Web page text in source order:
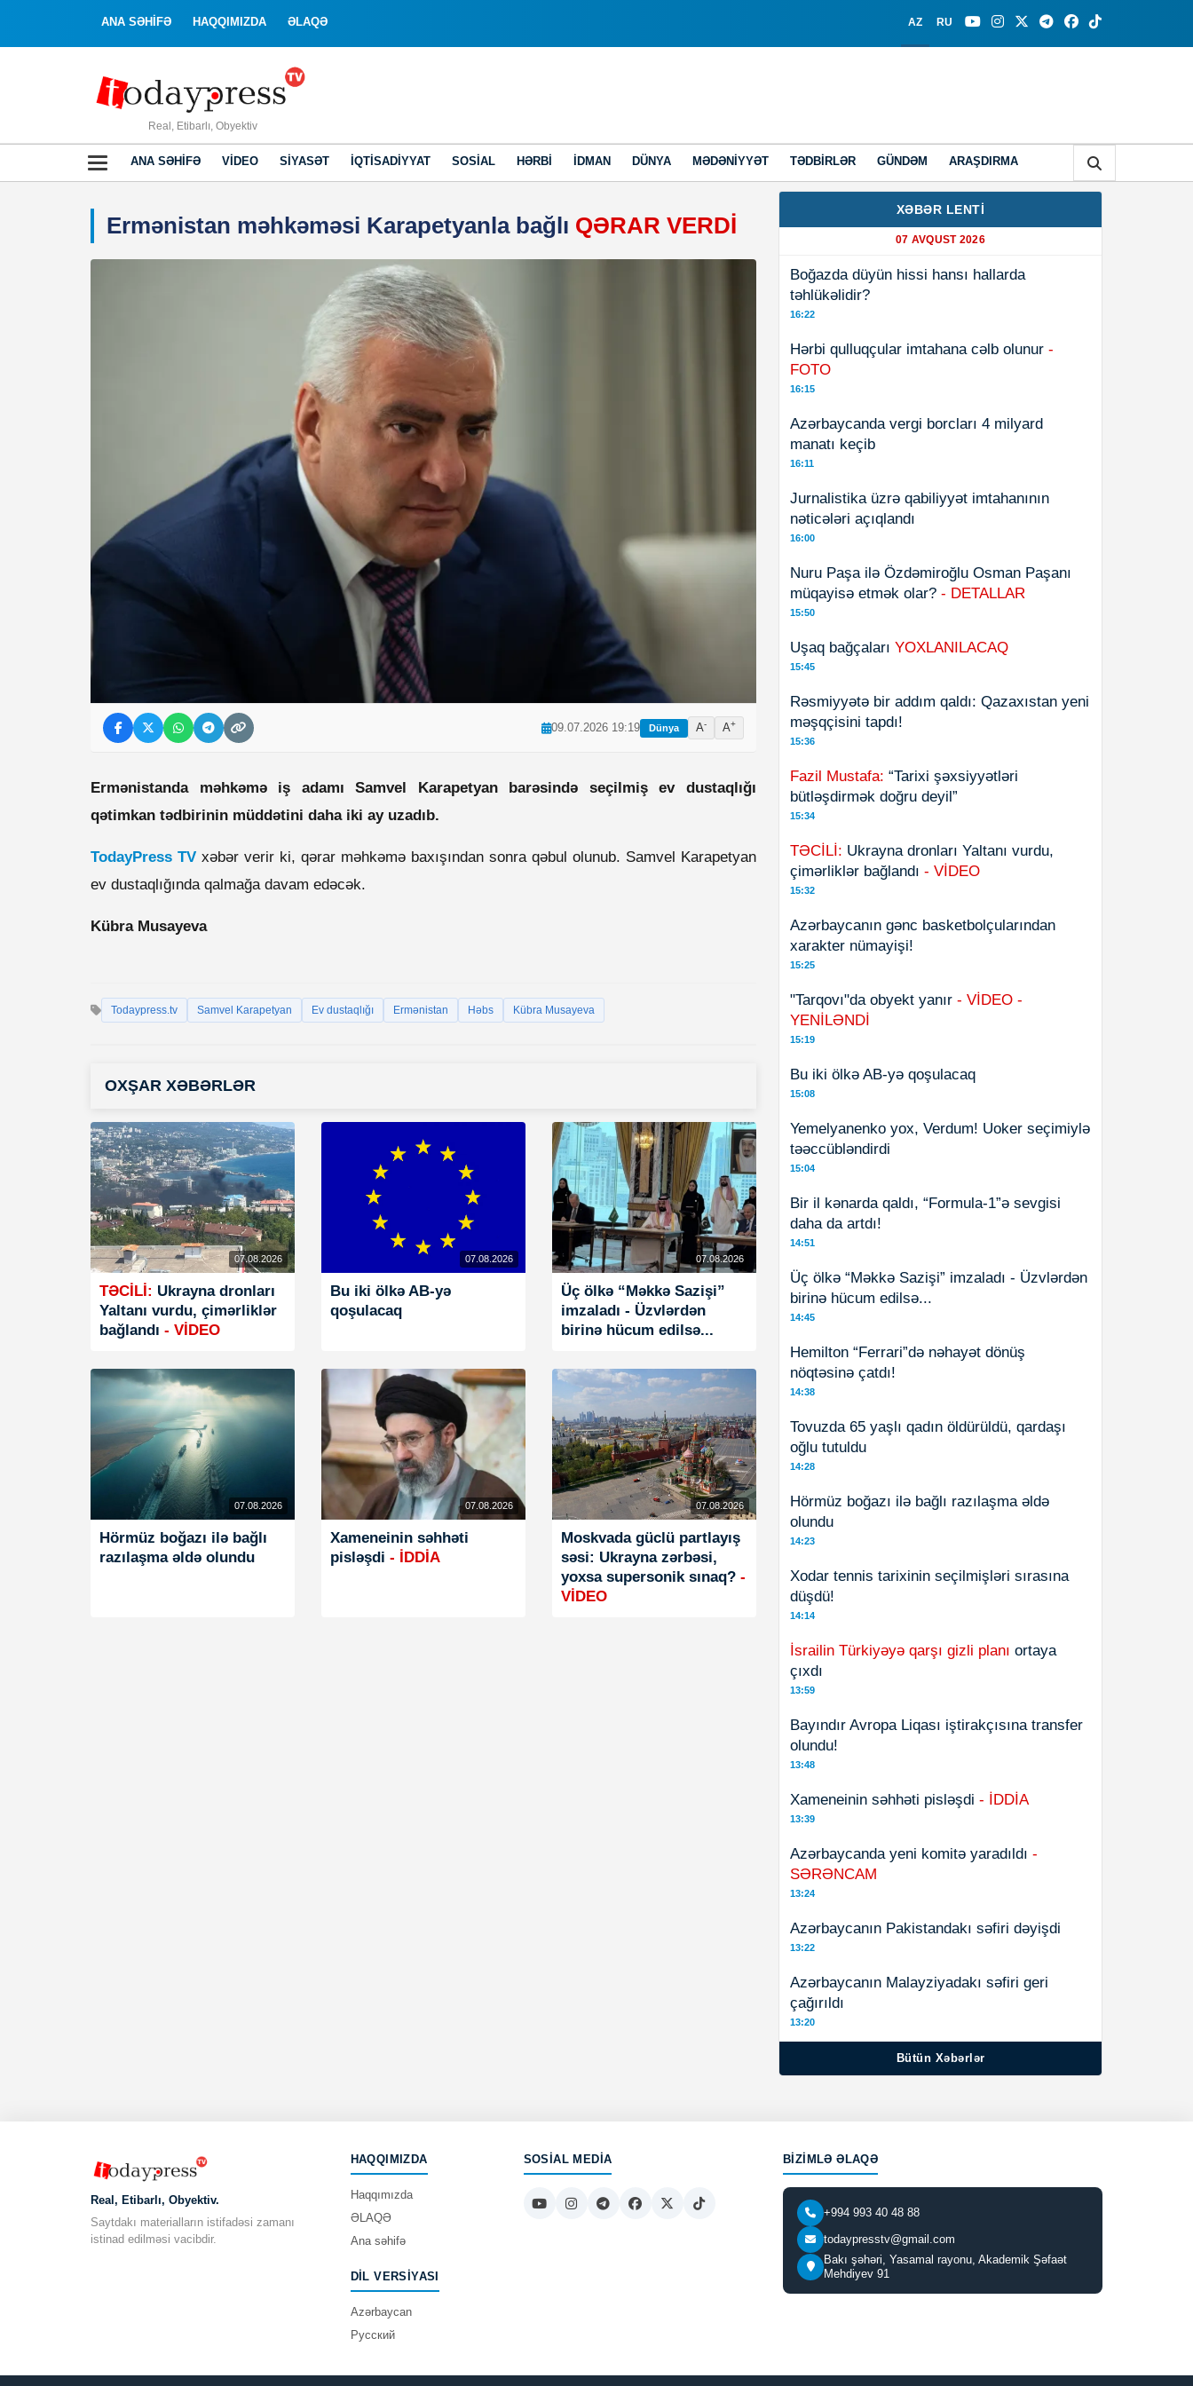
ANA SƏHİFƏ HAQQIMIZDA ƏLAQƏ AZ RU
Real, Etibarlı, Obyektiv
ANA SƏHIFƏ VIDEO SIYASƏT İQTISADIYYAT SOSIAL HƏRBI İDMAN DÜNYA MƏDƏNIYYƏT TƏDBIRLƏR GÜNDƏM ARAŞDIRMA
Ermənistan məhkəməsi Karapetyanla bağlı QƏRAR VERDİ
09.07.2026 19:19 Dünya A- A+
Ermənistanda məhkəmə iş adamı Samvel Karapetyan barəsində seçilmiş ev dustaqlığı
qətimkan tədbirinin müddətini daha iki ay uzadıb.
TodayPress TV xəbər verir ki, qərar məhkəmə baxışından sonra qəbul olunub. Samvel Karapetyan
ev dustaqlığında qalmağa davam edəcək.
Kübra Musayeva
Todaypress.tv Samvel Karapetyan Ev dustaqlığı Ermənistan Həbs Kübra Musayeva
OXŞAR XƏBƏRLƏR
07.08.2026
TƏCİLİ: Ukrayna dronları
Yaltanı vurdu, çimərliklər
bağlandı - VİDEO
07.08.2026
Bu iki ölkə AB-yə
qoşulacaq
07.08.2026
Üç ölkə “Məkkə Sazişi”
imzaladı - Üzvlərdən
birinə hücum edilsə...
07.08.2026
Hörmüz boğazı ilə bağlı
razılaşma əldə olundu
07.08.2026
Xameneinin səhhəti
pisləşdi - İDDİA
07.08.2026
Moskvada güclü partlayış
səsi: Ukrayna zərbəsi,
yoxsa supersonik sınaq? -
VİDEO
XƏBƏR LENTİ
07 AVQUST 2026
Boğazda düyün hissi hansı hallarda
təhlükəlidir?
16:22
Hərbi qulluqçular imtahana cəlb olunur -
FOTO
16:15
Azərbaycanda vergi borcları 4 milyard
manatı keçib
16:11
Jurnalistika üzrə qabiliyyət imtahanının
nəticələri açıqlandı
16:00
Nuru Paşa ilə Özdəmiroğlu Osman Paşanı
müqayisə etmək olar? - DETALLAR
15:50
Uşaq bağçaları YOXLANILACAQ
15:45
Rəsmiyyətə bir addım qaldı: Qazaxıstan yeni
məşqçisini tapdı!
15:36
Fazil Mustafa: “Tarixi şəxsiyyətləri
bütləşdirmək doğru deyil”
15:34
TƏCİLİ: Ukrayna dronları Yaltanı vurdu,
çimərliklər bağlandı - VİDEO
15:32
Azərbaycanın gənc basketbolçularından
xarakter nümayişi!
15:25
"Tarqovı"da obyekt yanır - VİDEO -
YENİLƏNDİ
15:19
Bu iki ölkə AB-yə qoşulacaq
15:08
Yemelyanenko yox, Verdum! Uoker seçimiylə
təəccübləndirdi
15:04
Bir il kənarda qaldı, “Formula-1”ə sevgisi
daha da artdı!
14:51
Üç ölkə “Məkkə Sazişi” imzaladı - Üzvlərdən
birinə hücum edilsə...
14:45
Hemilton “Ferrari”də nəhayət dönüş
nöqtəsinə çatdı!
14:38
Tovuzda 65 yaşlı qadın öldürüldü, qardaşı
oğlu tutuldu
14:28
Hörmüz boğazı ilə bağlı razılaşma əldə
olundu
14:23
Xodar tennis tarixinin seçilmişləri sırasına
düşdü!
14:14
İsrailin Türkiyəyə qarşı gizli planı ortaya
çıxdı
13:59
Bayındır Avropa Liqası iştirakçısına transfer
olundu!
13:48
Xameneinin səhhəti pisləşdi - İDDİA
13:39
Azərbaycanda yeni komitə yaradıldı -
SƏRƏNCAM
13:24
Azərbaycanın Pakistandakı səfiri dəyişdi
13:22
Azərbaycanın Malayziyadakı səfiri geri
çağırıldı
13:20
Bütün Xəbərlər
Real, Etibarlı, Obyektiv.
Saytdakı materialların istifadəsi zamanı
istinad edilməsi vacibdir.
HAQQIMIZDA
Haqqımızda
ƏLAQƏ
Ana səhifə
DIL VERSIYASI
Azərbaycan
Русский
SOSIAL MEDIA BIZIMLƏ ƏLAQƏ
+994 993 40 48 88
todaypresstv@gmail.com
Bakı şəhəri, Yasamal rayonu, Akademik Şəfaət
Mehdiyev 91